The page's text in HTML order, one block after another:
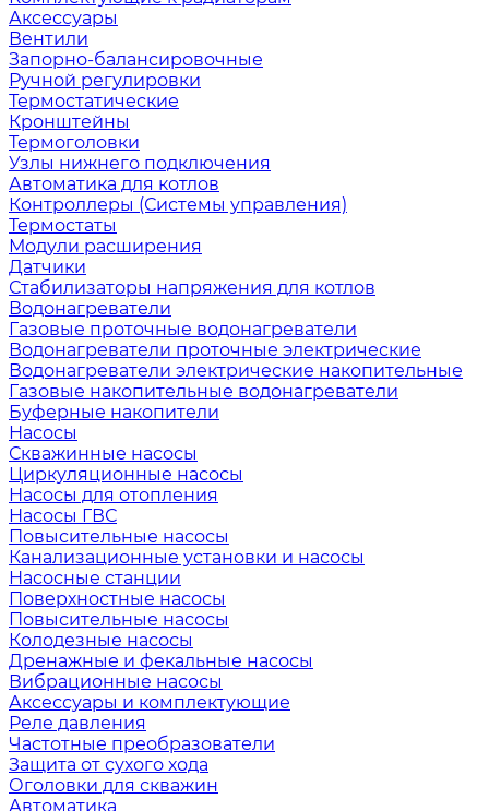
Аксессуары
Вентили
Запорно-балансировочные
Ручной регулировки
Термостатические
Кронштейны
Термоголовки
Узлы нижнего подключения
Автоматика для котлов
Контроллеры (Системы управления)
Термостаты
Модули расширения
Датчики
Стабилизаторы напряжения для котлов
Водонагреватели
Газовые проточные водонагреватели
Водонагреватели проточные электрические
Водонагреватели электрические накопительные
Газовые накопительные водонагреватели
Буферные накопители
Насосы
Скважинные насосы
Циркуляционные насосы
Насосы для отопления
Насосы ГВС
Повысительные насосы
Канализационные установки и насосы
Насосные станции
Поверхностные насосы
Повысительные насосы
Колодезные насосы
Дренажные и фекальные насосы
Вибрационные насосы
Аксессуары и комплектующие
Реле давления
Частотные преобразователи
Защита от сухого хода
Оголовки для скважин
Автоматика